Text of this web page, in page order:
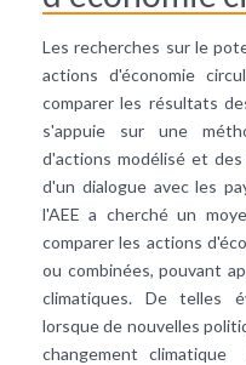
Les recherches sur le
actions d'économie
comparer les résultats
s'appuie sur une
d'actions modélisé et
d'un dialogue avec les
l'AEE a cherché un
comparer les actions
ou combinées, pouvant
climatiques. De telles
lorsque de nouvelles
changement